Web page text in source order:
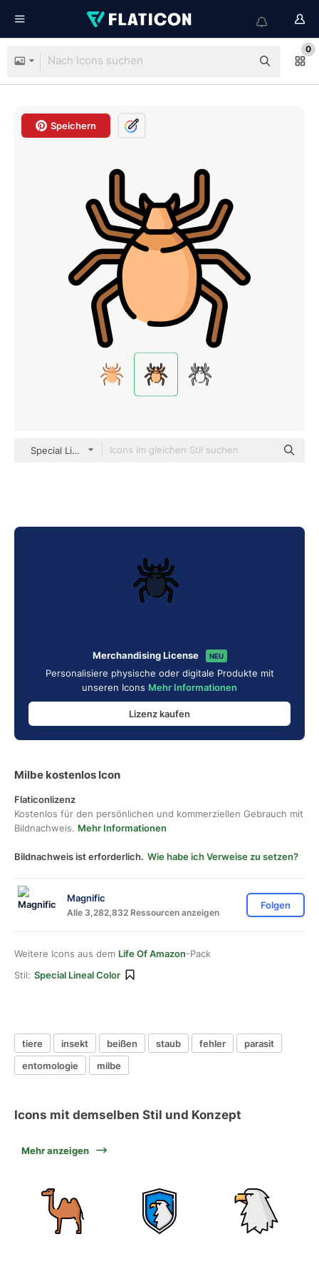
0
Speichern
Special Lineal color
Merchandising License NEU
Personalisiere physische oder digitale Produkte mit
unseren Icons Mehr Informationen
Lizenz kaufen
Milbe kostenlos Icon
Flaticonlizenz
Kostenlos für den persönlichen und kommerziellen Gebrauch mit
Bildnachweis. Mehr Informationen
Bildnachweis ist erforderlich. Wie habe ich Verweise zu setzen?
Magnific
Alle 3,282,832 Ressourcen anzeigen
Folgen
Weitere Icons aus dem Life Of Amazon-Pack
Stil: Special Lineal Color
tiere insekt beißen staub fehler
parasit
entomologie
milbe
Icons mit demselben Stil und Konzept
Mehr anzeigen